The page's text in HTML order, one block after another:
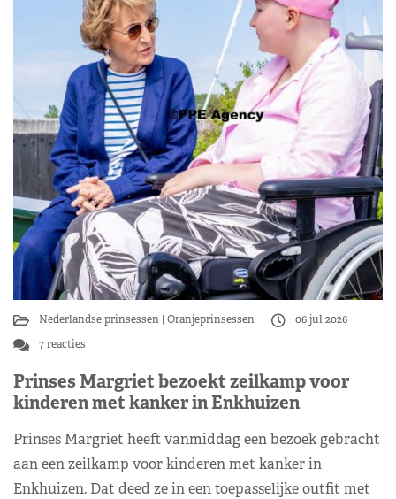
Nederlandse prinsessen Oranjeprinsessen
06 jul 2026
7 reacties
Prinses Margriet bezoekt zeilkamp voor
kinderen met kanker in Enkhuizen
Prinses Margriet heeft vanmiddag een bezoek gebracht
aan een zeilkamp voor kinderen met kanker in
Enkhuizen. Dat deed ze in een toepasselijke outfit met